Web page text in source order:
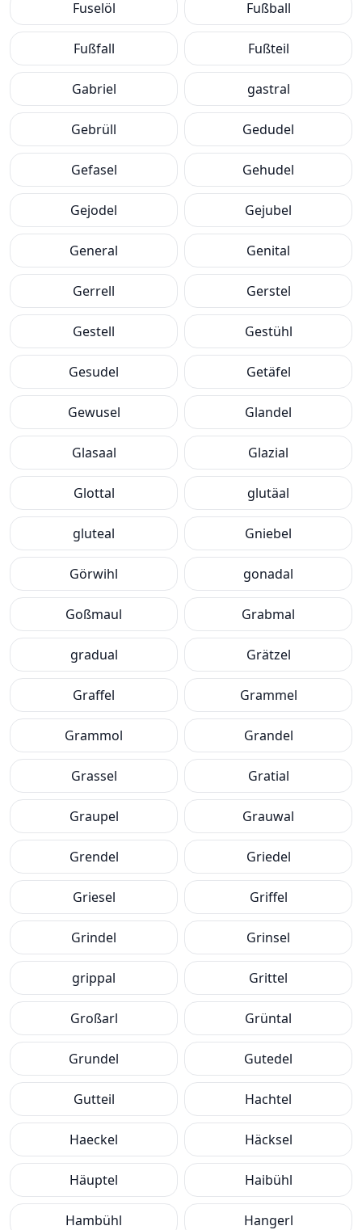
Fuselöl Fußball
Fußfall Fußteil
Gabriel gastral
Gebrüll Gedudel
Gefasel Gehudel
Gejodel Gejubel
General Genital
Gerrell Gerstel
Gestell Gestühl
Gesudel Getäfel
Gewusel Glandel
Glasaal Glazial
Glottal glutäal
gluteal Gniebel
Görwihl gonadal
Goßmaul Grabmal
gradual Grätzel
Graffel Grammel
Grammol Grandel
Grassel Gratial
Graupel Grauwal
Grendel Griedel
Griesel Griffel
Grindel Grinsel
grippal Grittel
Großarl Grüntal
Grundel Gutedel
Gutteil Hachtel
Haeckel Häcksel
Häuptel Haibühl
Hambühl Hangerl